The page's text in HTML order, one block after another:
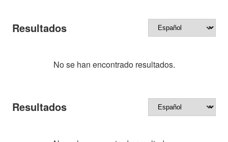
Resultados
No se han encontrado resultados.
Resultados